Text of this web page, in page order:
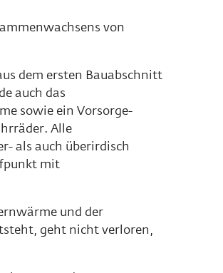
von
dem ersten Bauabschnitt
auch das
sowie ein Vorsor­ge-
Alle
als auch überirdisch
mit
und der
geht nicht verloren,